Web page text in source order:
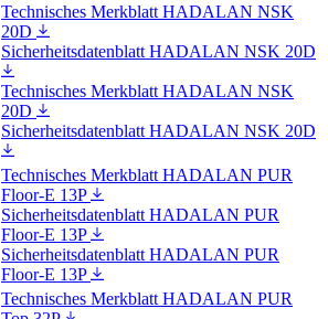
Technisches Merkblatt HADALAN NSK
20D
Sicherheitsdatenblatt HADALAN NSK 20D
Technisches Merkblatt HADALAN NSK
20D
Sicherheitsdatenblatt HADALAN NSK 20D
Technisches Merkblatt HADALAN PUR
Floor-E 13P
Sicherheitsdatenblatt HADALAN PUR
Floor-E 13P
Sicherheitsdatenblatt HADALAN PUR
Floor-E 13P
Technisches Merkblatt HADALAN PUR